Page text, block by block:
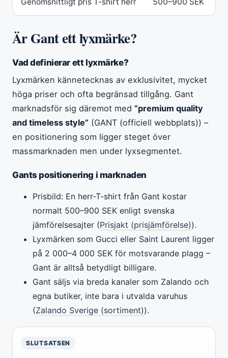
Är Gant ett lyxmärke?
Vad definierar ett lyxmärke?
Lyxmärken kännetecknas av exklusivitet, mycket
höga priser och ofta begränsad tillgång. Gant
marknadsför sig däremot med ”premium quality
and timeless style” (GANT (officiell webbplats)) –
en positionering som ligger steget över
massmarknaden men under lyxsegmentet.
Gants positionering i marknaden
Prisbild: En herr-T-shirt från Gant kostar
normalt 500–900 SEK enligt svenska
jämförelsesajter (Prisjakt (prisjämförelse)).
Lyxmärken som Gucci eller Saint Laurent ligger
på 2 000–4 000 SEK för motsvarande plagg –
Gant är alltså betydligt billigare.
Gant säljs via breda kanaler som Zalando och
egna butiker, inte bara i utvalda varuhus
(Zalando Sverige (sortiment)).
SLUTSATSEN